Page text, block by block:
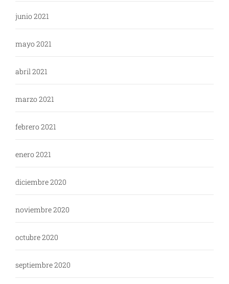
junio 2021
mayo 2021
abril 2021
marzo 2021
febrero 2021
enero 2021
diciembre 2020
noviembre 2020
octubre 2020
septiembre 2020